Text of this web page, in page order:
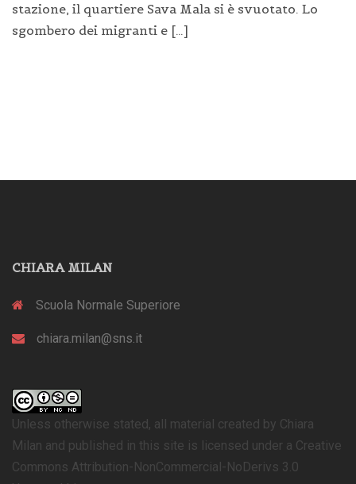
stazione, il quartiere Sava Mala si è svuotato. Lo
sgombero dei migranti e […]
CHIARA MILAN
Scuola Normale Superiore
chiara.milan@sns.it
Unless otherwise stated, all material created by Chiara
Milan and published in this site is licensed under a Creative
Commons Attribution-NonCommercial-NoDerivs 3.0